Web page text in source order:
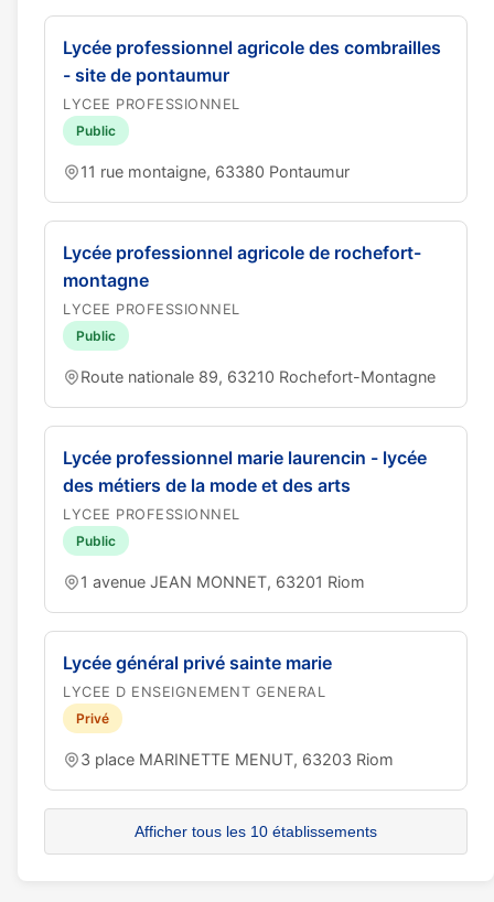
Lycée professionnel agricole des combrailles
- site de pontaumur
LYCEE PROFESSIONNEL
Public
11 rue montaigne, 63380 Pontaumur
Lycée professionnel agricole de rochefort-
montagne
LYCEE PROFESSIONNEL
Public
Route nationale 89, 63210 Rochefort-Montagne
Lycée professionnel marie laurencin - lycée
des métiers de la mode et des arts
LYCEE PROFESSIONNEL
Public
1 avenue JEAN MONNET, 63201 Riom
Lycée général privé sainte marie
LYCEE D ENSEIGNEMENT GENERAL
Privé
3 place MARINETTE MENUT, 63203 Riom
Afficher tous les 10 établissements